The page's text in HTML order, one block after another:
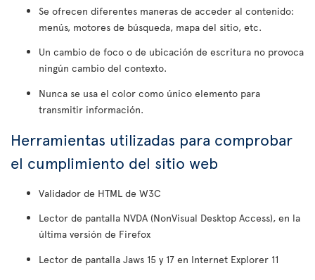
Se ofrecen diferentes maneras de acceder al contenido:
menús, motores de búsqueda, mapa del sitio, etc.
Un cambio de foco o de ubicación de escritura no provoca
ningún cambio del contexto.
Nunca se usa el color como único elemento para
transmitir información.
Herramientas utilizadas para comprobar
el cumplimiento del sitio web
Validador de HTML de W3C
Lector de pantalla NVDA (NonVisual Desktop Access), en la
última versión de Firefox
Lector de pantalla Jaws 15 y 17 en Internet Explorer 11